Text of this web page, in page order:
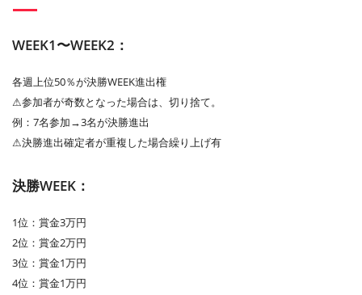
WEEK1〜WEEK2：
各週上位50％が決勝WEEK進出権
⚠︎参加者が奇数となった場合は、切り捨て。
例：7名参加→3名が決勝進出
⚠︎決勝進出確定者が重複した場合繰り上げ有
決勝WEEK：
1位：賞金3万円
2位：賞金2万円
3位：賞金1万円
4位：賞金1万円